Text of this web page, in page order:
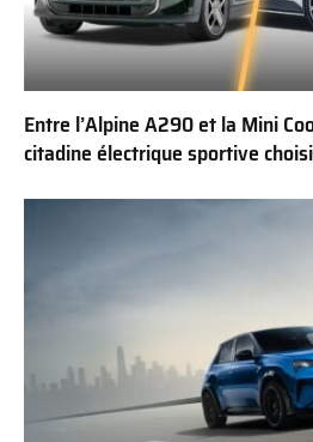
Entre l’Alpine A290 et la Mini
citadine électrique sportive